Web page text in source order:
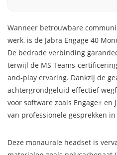
Wanneer betrouwbare
werk, is de Jabra Engage 40
De bedrade verbinding
terwijl de MS Teams-
and-play ervaring. Dankzij de
achtergrondgeluid effectief
voor software zoals Engage+ en
van professionele gesprekken
Deze monaurale headset is